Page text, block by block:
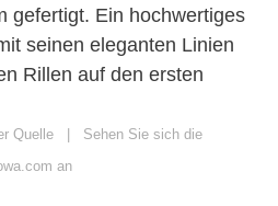
gefertigt. Ein hochwertiges
seinen eleganten Linien
Rillen auf den ersten
Quelle | Sehen Sie sich die
an